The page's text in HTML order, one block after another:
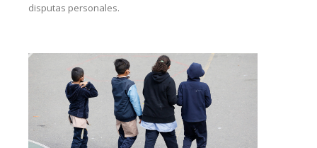
disputas personales.